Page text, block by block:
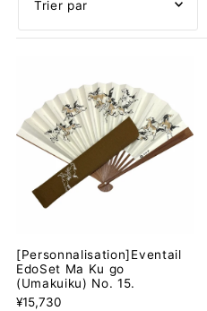
En vedette
Meilleures ventes
Alphabétique, de A à Z
Alphabétique, de Z à A
Prix: faible à élevé
Date, de la plus
ancienne à la plus
[Personnalisation]Eventail
EdoSet Ma Ku go
(Umakuiku) No. 15.
¥15,730